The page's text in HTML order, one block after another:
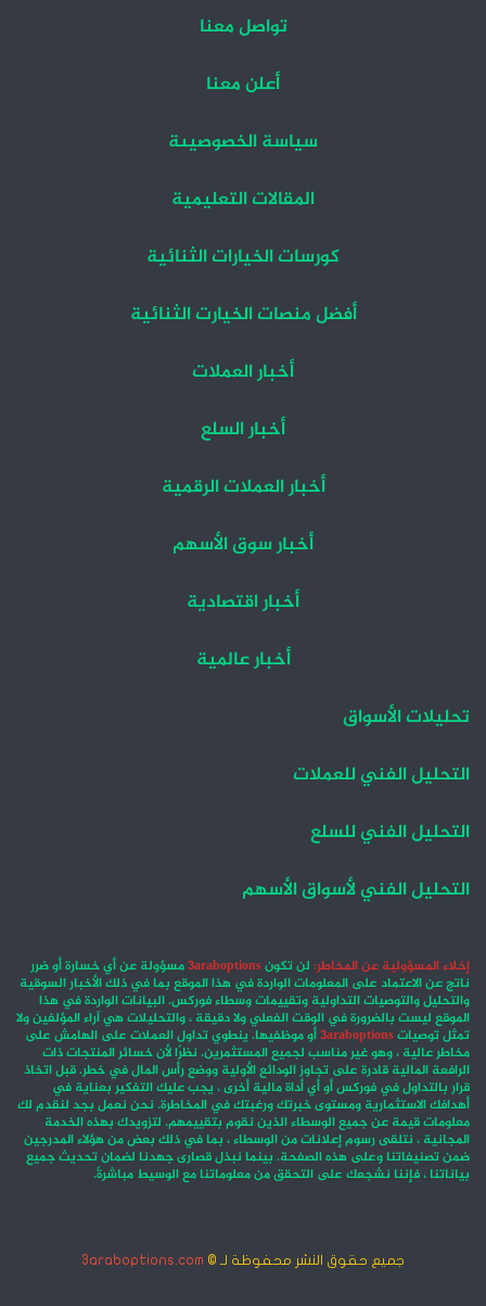
تواصل معنا
أعلن معنا
سياسة الخصوصيىة
المقالات التعليمية
كورسات الخيارات الثنائية
أفضل منصات الخيارت الثنائية
أخبار العملات
أخبار السلع
أخبار العملات الرقمية
أخبار سوق الأسهم
أخبار اقتصادية
أخبار عالمية
تحليلات الأسواق
التحليل الفني للعملات
التحليل الفني للسلع
التحليل الفني لأسواق الأسهم
إخلاء المسؤولية عن المخاطر: لن تكون3araboptionsمسؤولة عن أي خسارة أو ضرر
ناتج عن الاعتماد على المعلومات الواردة في هذا الموقع بما في ذلك الأخبار السوقية
والتحليل والتوصيات التداولية وتقييمات وسطاء فوركس. البيانات الواردة في هذا
الموقع ليست بالضرورة في الوقت الفعلي ولا دقيقة ، والتحليلات هي آراء المؤلفين ولا
تمثل توصيات3araboptionsأو موظفيها. ينطوي تداول العملات على الهامش على
مخاطر عالية ، وهو غير مناسب لجميع المستثمرين. نظرًا لأن خسائر المنتجات ذات
الرافعة المالية قادرة على تجاوز الودائع الأولية ووضع رأس المال في خطر. قبل اتخاذ
قرار بالتداول في فوركس أو أي أداة مالية أخرى ، يجب عليك التفكير بعناية في
أهدافك الاستثمارية ومستوى خبرتك ورغبتك في المخاطرة. نحن نعمل بجد لنقدم لك
معلومات قيمة عن جميع الوسطاء الذين نقوم بتقييمهم. لتزويدك بهذه الخدمة
المجانية ، نتلقى رسوم إعلانات من الوسطاء ، بما في ذلك بعض من هؤلاء المدرجين
ضمن تصنيفاتنا وعلى هذه الصفحة. بينما نبذل قصارى جهدنا لضمان تحديث جميع
بياناتنا ، فإننا نشجعك على التحقق من معلوماتنا مع الوسيط مباشرةً.
جميع حقوق النشر محفوظة لـ © 3araboptions.com